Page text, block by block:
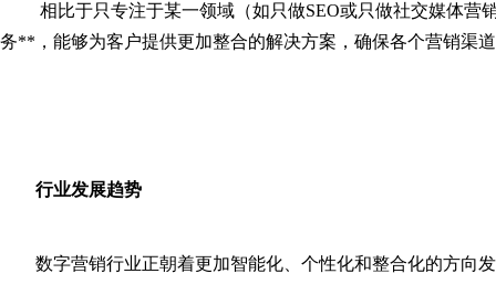
相比于只专注于某一领域（如只做SEO或只做社交媒体
务**，能够为客户提供更加整合的解决方案，确保各个营销渠
行业发展趋势
数字营销行业正朝着更加智能化、个性化和整合化的方向